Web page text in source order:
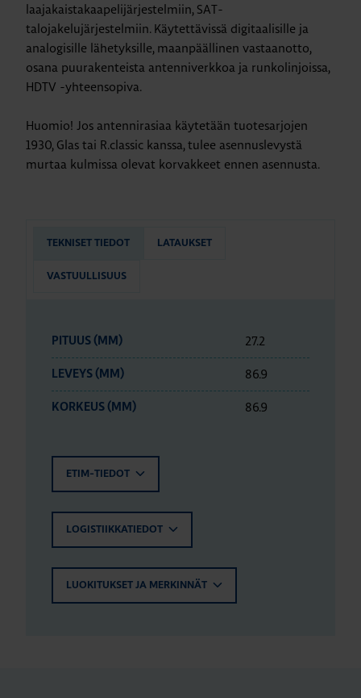
laajakaistakaapelijärjestelmiin, SAT-
talojakelujärjestelmiin. Käytettävissä digitaalisille ja
analogisille lähetyksille, maanpäällinen vastaanotto,
osana puurakenteista antenniverkkoa ja runkolinjoissa,
HDTV -yhteensopiva.
Huomio! Jos antennirasiaa käytetään tuotesarjojen
1930, Glas tai R.classic kanssa, tulee asennuslevystä
murtaa kulmissa olevat korvakkeet ennen asennusta.
TEKNISET TIEDOT LATAUKSET
VASTUULLISUUS
PITUUS (MM) 27.2
LEVEYS (MM) 86.9
KORKEUS (MM) 86.9
ETIM-TIEDOT
LOGISTIIKKATIEDOT
LUOKITUKSET JA MERKINNÄT